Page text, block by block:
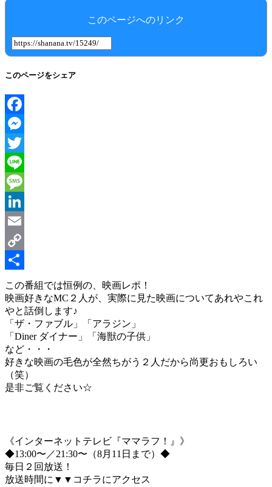
このページへのリンク
このページをシェア
Facebook
Messenger
Twitter
Line
Message
LinkedIn
Email
Copy
Link
共
有
この番組では恒例の、映画レポ！
映画好きなMC２人が、実際に見た映画についてあれやこれ
やと話倒します♪
「ザ・ファブル」「アラジン」
「Diner ダイナー」「海獣の子供」
など・・・
好きな映画の毛色が全然ちがう２人だから尚更おもしろい
（笑）
是非ご覧ください☆
《インターネットテレビ『ママラフ！』》
◆13:00〜／21:30〜（8月11日まで）◆
毎日２回放送！
放送時間に▼▼コチラにアクセス